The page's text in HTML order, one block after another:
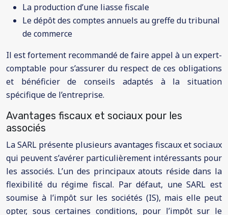
La production d’une liasse fiscale
Le dépôt des comptes annuels au greffe du tribunal
de commerce
Il est fortement recommandé de faire appel à un expert-
comptable pour s’assurer du respect de ces obligations
et bénéficier de conseils adaptés à la situation
spécifique de l’entreprise.
Avantages fiscaux et sociaux pour les
associés
La SARL présente plusieurs avantages fiscaux et sociaux
qui peuvent s’avérer particulièrement intéressants pour
les associés. L’un des principaux atouts réside dans la
flexibilité du régime fiscal. Par défaut, une SARL est
soumise à l’impôt sur les sociétés (IS), mais elle peut
opter, sous certaines conditions, pour l’impôt sur le